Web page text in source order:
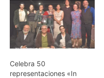
Celebra 50
representaciones «In